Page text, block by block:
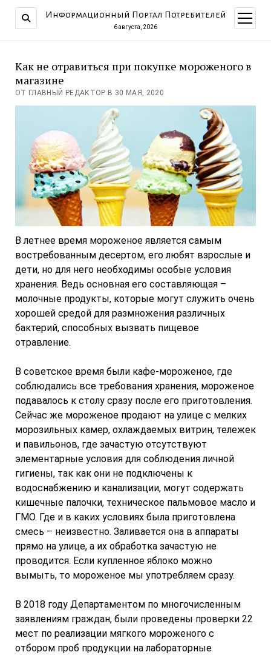
Информационный Портал Потребителей
6 августа, 2026
меню
Как не отравиться при покупке мороженого в
магазине
ОТ ГЛАВНЫЙ РЕДАКТОР В 30 МАЯ, 2020
В летнее время мороженое является самым
востребованным десертом, его любят взрослые и
дети, но для него необходимы особые условия
хранения. Ведь основная его составляющая –
молочные продукты, которые могут служить очень
хорошей средой для размножения различных
бактерий, способных вызвать пищевое
отравление.
В советское время были кафе-мороженое, где
соблюдались все требования хранения, мороженое
подавалось к столу сразу после его приготовления.
Сейчас же мороженое продают на улице с мелких
морозильных камер, охлаждаемых витрин, тележек
и павильонов, где зачастую отсутствуют
элементарные условия для соблюдения личной
гигиены, так как они не подключены к
водоснабжению и канализации, могут содержать
кишечные палочки, техническое пальмовое масло и
ГМО. Где и в каких условиях была приготовлена
смесь – неизвестно. Заливается она в аппараты
прямо на улице, а их обработка зачастую не
проводится. Если купленное яблоко можно
вымыть, то мороженое мы употребляем сразу.
В 2018 году Департаментом по многочисленным
заявлениям граждан, были проведены проверки 22
мест по реализации мягкого мороженого с
отбором проб продукции на лабораторные